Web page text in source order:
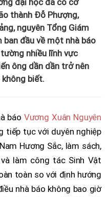
thành Đỗ Phượng,
nguyên Tổng Giám
đầu về một nhà báo
nhiều lĩnh vực
ông dần dần trở nên
biết.
báo Vương Xuân Nguyên
tiếp tục với duyên nghiệp
Hương Sắc, làm sách,
làm công tác Sinh Vật
toàn so với định hướng
nhà báo không bao giờ